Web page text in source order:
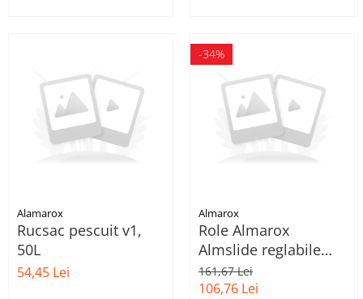
Alamarox
Rucsac pescuit v1,
50L
54,45 Lei
-34%
Almarox
Role Almarox
Almslide reglabile
pentru copii, 39-42,
Albastru
161,67 Lei
106,76 Lei